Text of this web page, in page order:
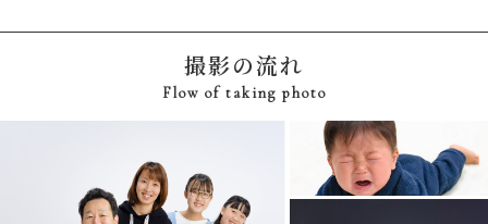
撮影の流れ
Flow of taking photo